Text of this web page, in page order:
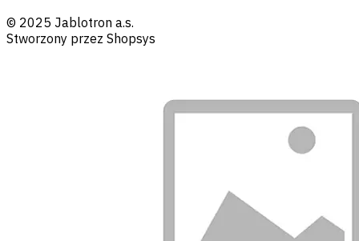
© 2025 Jablotron a.s.
Stworzony przez Shopsys